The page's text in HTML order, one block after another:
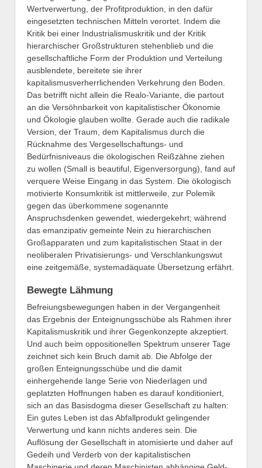
Wertverwertung, der Profitproduktion, in den dafür
eingesetzten technischen Mitteln verortet. Indem die
Kritik bei einer Industrialismuskritik und der Kritik
hierarchischer Großstrukturen stehenblieb und die
gesellschaftliche Form der Produktion und Verteilung
ausblendete, bereitete sie ihrer
kapitalismusverherrlichenden Verkehrung den Boden.
Das betrifft nicht allein die Realo-Variante, die partout
an die Versöhnbarkeit von kapitalistischer Ökonomie
und Ökologie glauben wollte. Gerade auch die radikale
Version, der Traum, dem Kapitalismus durch die
Rücknahme des Vergesellschaftungs- und
Bedürfnisniveaus die ökologischen Reißzähne ziehen
zu wollen (Small is beautiful, Eigenversorgung), fand auf
verquere Weise Eingang in das System. Die ökologisch
motivierte Konsumkritik ist mittlerweile, zur Polemik
gegen das überkommene sogenannte
Anspruchsdenken gewendet, wiedergekehrt; während
das emanzipativ gemeinte Nein zu hierarchischen
Großapparaten und zum kapitalistischen Staat in der
neoliberalen Privatisierungs- und Verschlankungswut
eine zeitgemäße, systemadäquate Übersetzung erfährt.
Bewegte Lähmung
Befreiungsbewegungen haben in der Vergangenheit
das Ergebnis der Enteignungsschübe als Rahmen ihrer
Kapitalismuskritik und ihrer Gegenkonzepte akzeptiert.
Und auch beim oppositionellen Spektrum unserer Tage
zeichnet sich kein Bruch damit ab. Die Abfolge der
großen Enteignungsschübe und die damit
einhergehende lange Serie von Niederlagen und
geplatzten Hoffnungen haben es darauf konditioniert,
sich an das Basisdogma dieser Gesellschaft zu halten:
Ein gutes Leben ist das Abfallprodukt gelingender
Verwertung und kann nichts anderes sein. Die
Auflösung der Gesellschaft in atomisierte und daher auf
Gedeih und Verderb von der kapitalistischen